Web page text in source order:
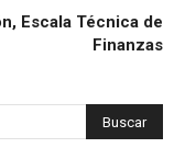
Escala Técnica de
Finanzas